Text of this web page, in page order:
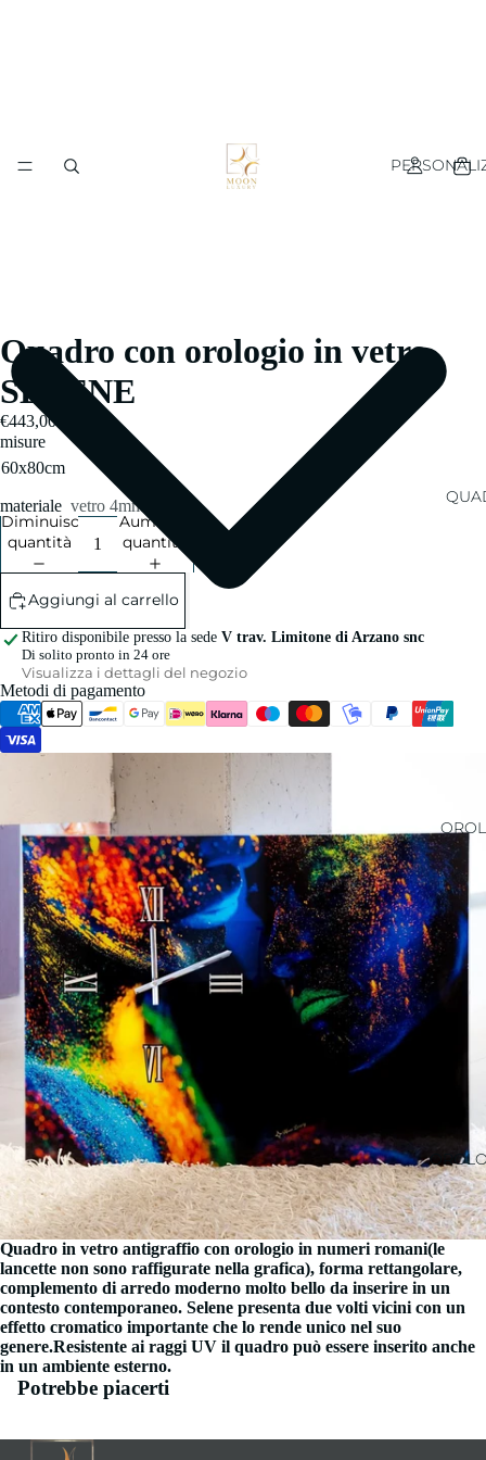
Quadro con orologio in vetro
SELENE
€443,00
misure
materiale vetro 4mm
Diminuisci
quantità
Aumenta
quantità
Aggiungi al carrello
Ritiro disponibile presso la sede V trav. Limitone di Arzano snc
Di solito pronto in 24 ore
Visualizza i dettagli del negozio
Metodi di pagamento
Quadro in vetro antigraffio con orologio in numeri romani(le
lancette non sono raffigurate nella grafica), forma rettangolare,
complemento di arredo moderno molto bello da inserire in un
contesto contemporaneo. Selene presenta due volti vicini con un
effetto cromatico importante che lo rende unico nel suo
genere.Resistente ai raggi UV il quadro può essere inserito anche
in un ambiente esterno.
Potrebbe piacerti